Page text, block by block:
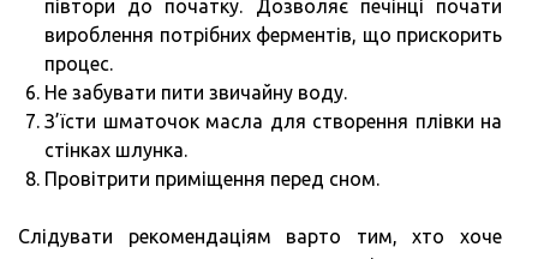
півтори до початку. Дозволяє печінці почати
вироблення потрібних ферментів, що прискорить
процес.
Не забувати пити звичайну воду.
З’їсти шматочок масла для створення плівки на
стінках шлунка.
Провітрити приміщення перед сном.
Слідувати рекомендаціям варто тим, хто хоче